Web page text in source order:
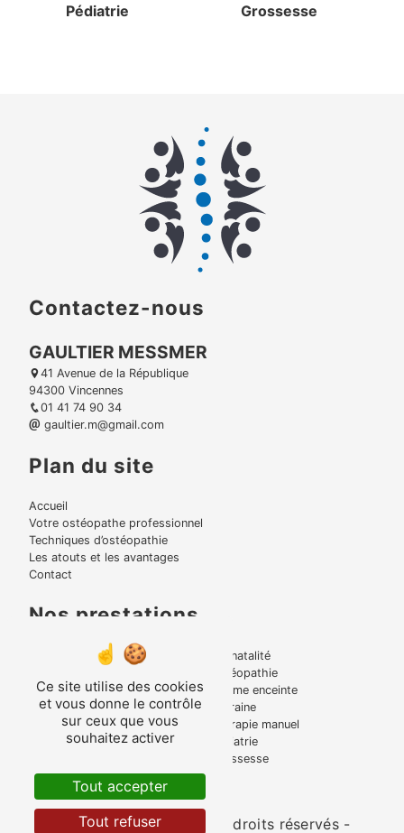
Pédiatrie Grossesse
Contactez-nous
GAULTIER MESSMER
41 Avenue de la République
94300 Vincennes
01 41 74 90 34
gaultier.m@gmail.com
Plan du site
Accueil
Votre ostéopathe professionnel
Techniques d’ostéopathie
Les atouts et les avantages
Contact
Nos prestations
Torticolis
Mal de dos
Tensions musculaire
Entorse
Lombalgie
Périnatalité
Ostéopathie
Femme enceinte
Migraine
Thérapie manuel
Pédiatrie
Grossesse
Vistalid- 2026 - Tous droits réservés -
Ce site utilise des cookies
et vous donne le contrôle
sur ceux que vous
souhaitez activer
Tout accepter
Tout refuser